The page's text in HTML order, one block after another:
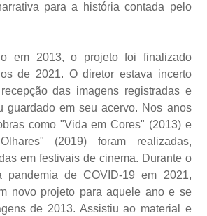
para a história contada pelo
em 2013, o projeto foi finalizado
de 2021. O diretor estava incerto
das imagens registradas e
guardado em seu acervo. Nos anos
como "Vida em Cores" (2013) e
(2019) foram realizadas,
em festivais de cinema. Durante o
pandemia de COVID-19 em 2021,
novo projeto para aquele ano e se
de 2013. Assistiu ao material e